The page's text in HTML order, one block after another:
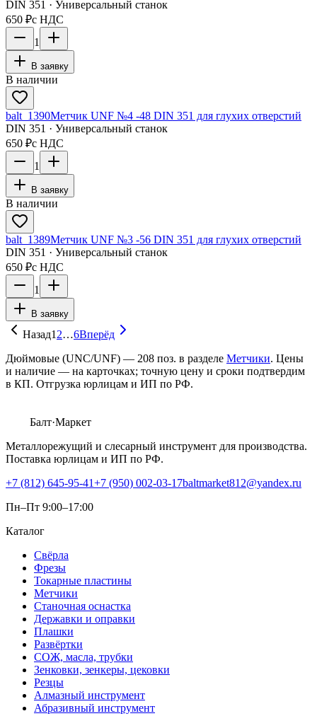
DIN 351 · Универсальный станок
650 ₽с НДС
1
В заявку
В наличии
balt_1390Метчик UNF №4 -48 DIN 351 для глухих отверстий
DIN 351 · Универсальный станок
650 ₽с НДС
1
В заявку
В наличии
balt_1389Метчик UNF №3 -56 DIN 351 для глухих отверстий
DIN 351 · Универсальный станок
650 ₽с НДС
1
В заявку
Назад1 2…6Вперёд
Дюймовые (UNC/UNF) — 208 поз. в разделе Метчики. Цены
и наличие — на карточках; точную цену и сроки подтвердим
в КП. Отгрузка юрлицам и ИП по РФ.
Балт·Маркет
Металлорежущий и слесарный инструмент для производства.
Поставка юрлицам и ИП по РФ.
+7 (812) 645-95-41+7 (950) 002-03-17baltmarket812@yandex.ru
Пн–Пт 9:00–17:00
Каталог
Свёрла
Фрезы
Токарные пластины
Метчики
Станочная оснастка
Державки и оправки
Плашки
Развёртки
СОЖ, масла, трубки
Зенковки, зенкеры, цековки
Резцы
Алмазный инструмент
Абразивный инструмент